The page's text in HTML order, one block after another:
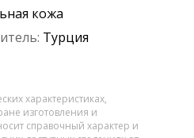
кожа
Турция
характеристиках,
изготовления и
справочный характер и